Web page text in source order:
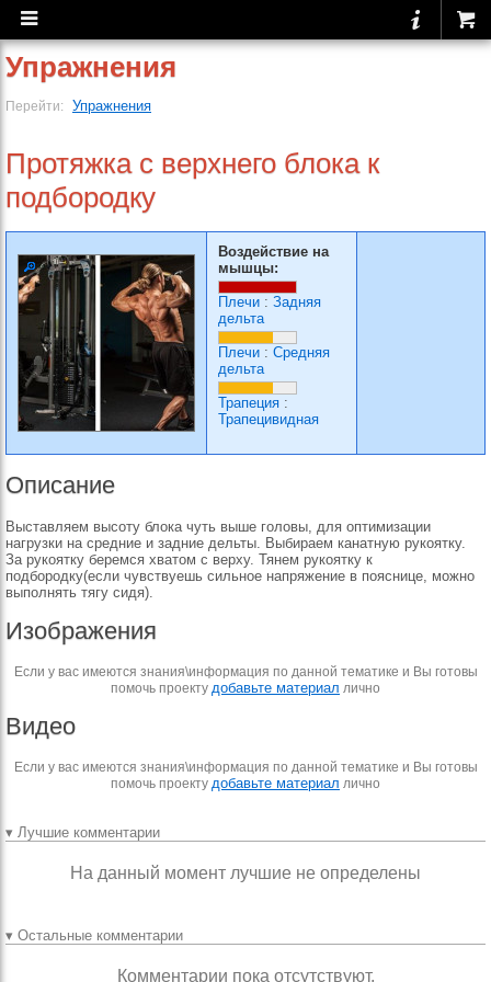
Упражнения
Перейти: Упражнения
Протяжка с верхнего блока к
подбородку
Воздействие на
мышцы:
Плечи : Задняя
дельта
Плечи : Средняя
дельта
Трапеция :
Трапецивидная
Описание
Выставляем высоту блока чуть выше головы, для оптимизации
нагрузки на средние и задние дельты. Выбираем канатную рукоятку.
За рукоятку беремся хватом с верху. Тянем рукоятку к
подбородку(если чувствуешь сильное напряжение в пояснице, можно
выполнять тягу сидя).
Изображения
Если у вас имеются знания\информация по данной тематике и Вы готовы
помочь проекту добавьте материал лично
Видео
Если у вас имеются знания\информация по данной тематике и Вы готовы
помочь проекту добавьте материал лично
▾ Лучшие комментарии
На данный момент лучшие не определены
▾ Остальные комментарии
Комментарии пока отсутствуют.